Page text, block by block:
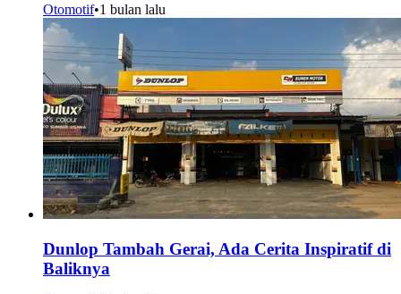
Otomotif•1 bulan lalu
Dunlop Tambah Gerai, Ada Cerita Inspiratif di
Baliknya